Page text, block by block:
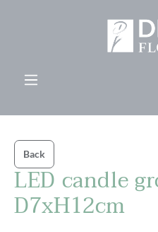
Back
LED candle
D7xH12cm